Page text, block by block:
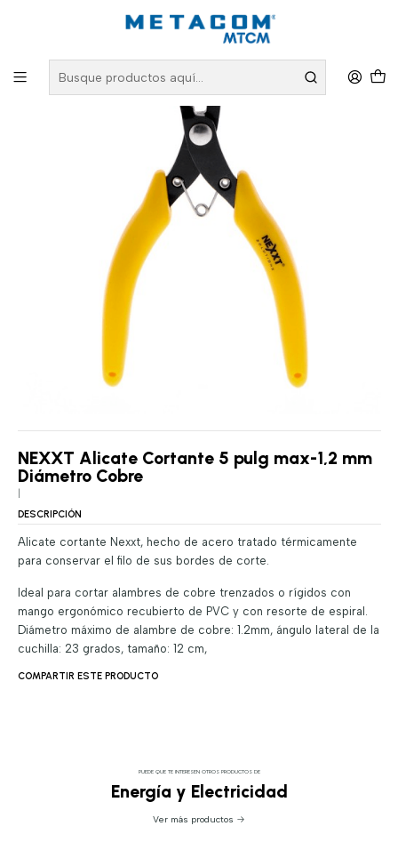
Inicio PRODUCTOS
Fibra Óptica
NEXXT Alicate Cortante 5 pulg max-1,2 mm Diámetro Cobre
NEXXT Alicate Cortante 5 pulg max-1,2 mm
Diámetro Cobre
DESCRIPCIÓN
Alicate cortante Nexxt, hecho de acero tratado térmicamente
para conservar el filo de sus bordes de corte.
Ideal para cortar alambres de cobre trenzados o rígidos con
mango ergonómico recubierto de PVC y con resorte de espiral.
Diámetro máximo de alambre de cobre: 1.2mm, ángulo lateral de la
cuchilla: 23 grados, tamaño: 12 cm,
COMPARTIR ESTE PRODUCTO
PUEDE QUE TE INTERESEN OTROS PRODUCTOS DE
Energía y Electricidad
Ver más productos